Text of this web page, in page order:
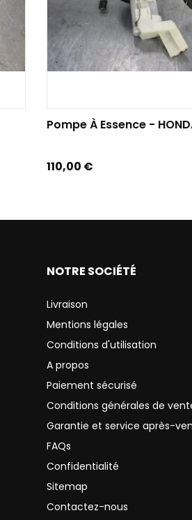
Pompe À Essence -
Prix
110,00 €
NOTRE SOCIÉTÉ
Livraison
Mentions légales
Conditions d'utilisation
A propos
Paiement sécurisé
Conditions générales de
Garantie et service après-
FAQs
Confidentialité
Sitemap
Contactez-nous